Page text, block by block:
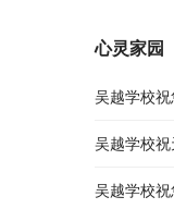
心灵家园
吴越学校祝
吴越学校祝
吴越学校祝